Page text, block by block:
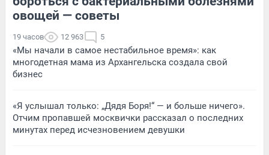
овощей — советы
19 часов 12 963 5
«Мы начали в самое нестабильное время»: как
многодетная мама из Архангельска создала свой
бизнес
«Я услышал только: „Дядя Боря!“ — и больше ничего».
Отчим пропавшей москвички рассказал о последних
минутах перед исчезновением девушки